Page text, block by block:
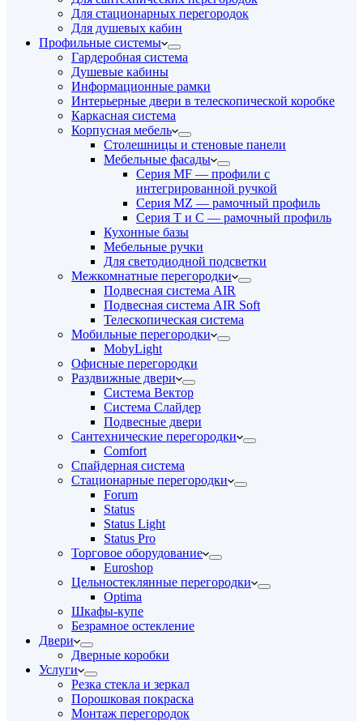
Для стационарных перегородок
Для душевых кабин
Профильные системы
Гардеробная система
Душевые кабины
Информационные рамки
Интерьерные двери в телескопической коробке
Каркасная система
Корпусная мебель
Столешницы и стеновые панели
Мебельные фасады
Серия MF — профили с
интегрированной ручкой
Серия MZ — рамочный профиль
Серия T и C — рамочный профиль
Кухонные базы
Мебельные ручки
Для светодиодной подсветки
Межкомнатные перегородки
Подвесная система AIR
Подвесная система AIR Soft
Телескопическая система
Мобильные перегородки
MobyLight
Офисные перегородки
Раздвижные двери
Система Вектор
Система Слайдер
Подвесные двери
Сантехнические перегородки
Comfort
Спайдерная система
Стационарные перегородки
Forum
Status
Status Light
Status Pro
Торговое оборудование
Euroshop
Цельностеклянные перегородки
Optima
Шкафы-купе
Безрамное остекление
Двери
Дверные коробки
Услуги
Резка стекла и зеркал
Порошковая покраска
Монтаж перегородок